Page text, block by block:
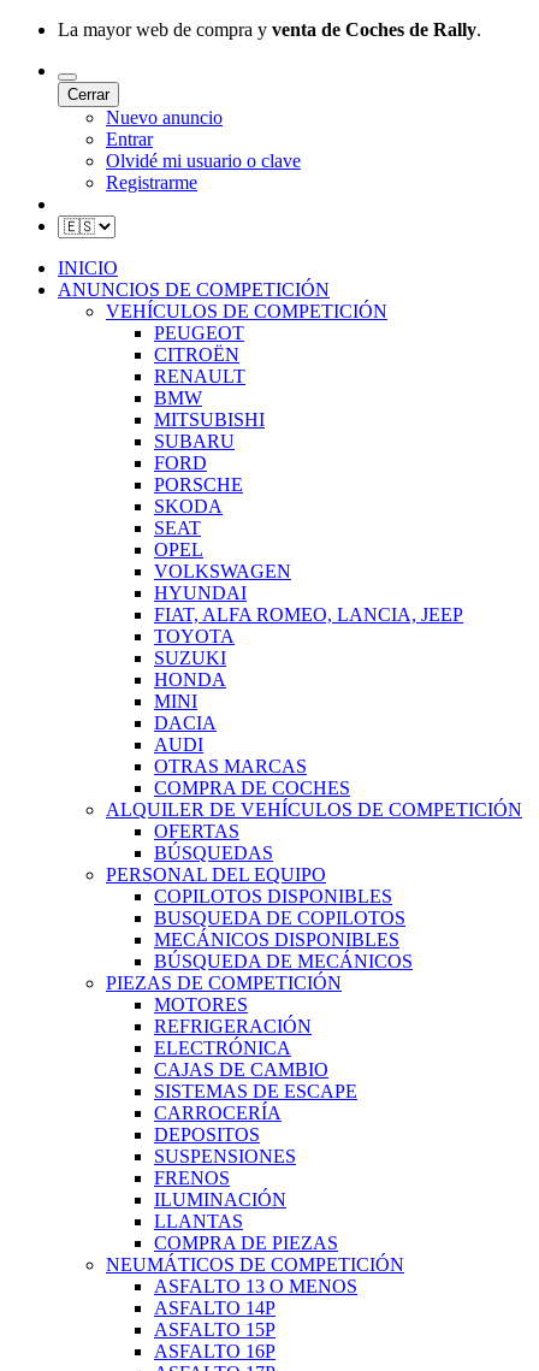
La mayor web de compra y venta de Coches de Rally.
Cerrar
Nuevo anuncio
Entrar
Olvidé mi usuario o clave
Registrarme
INICIO
ANUNCIOS DE COMPETICIÓN
VEHÍCULOS DE COMPETICIÓN
PEUGEOT
CITROËN
RENAULT
BMW
MITSUBISHI
SUBARU
FORD
PORSCHE
SKODA
SEAT
OPEL
VOLKSWAGEN
HYUNDAI
FIAT, ALFA ROMEO, LANCIA, JEEP
TOYOTA
SUZUKI
HONDA
MINI
DACIA
AUDI
OTRAS MARCAS
COMPRA DE COCHES
ALQUILER DE VEHÍCULOS DE COMPETICIÓN
OFERTAS
BÚSQUEDAS
PERSONAL DEL EQUIPO
COPILOTOS DISPONIBLES
BUSQUEDA DE COPILOTOS
MECÁNICOS DISPONIBLES
BÚSQUEDA DE MECÁNICOS
PIEZAS DE COMPETICIÓN
MOTORES
REFRIGERACIÓN
ELECTRÓNICA
CAJAS DE CAMBIO
SISTEMAS DE ESCAPE
CARROCERÍA
DEPOSITOS
SUSPENSIONES
FRENOS
ILUMINACIÓN
LLANTAS
COMPRA DE PIEZAS
NEUMÁTICOS DE COMPETICIÓN
ASFALTO 13 O MENOS
ASFALTO 14P
ASFALTO 15P
ASFALTO 16P